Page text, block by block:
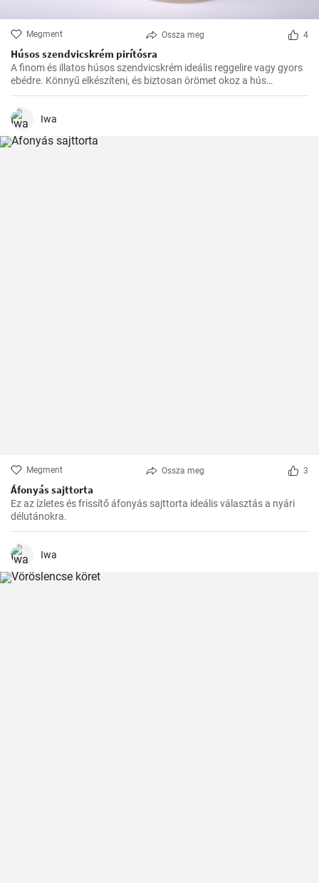
Megment Ossza meg 4
Húsos szendvicskrém pirítósra
A finom és illatos húsos szendvicskrém ideális reggelire vagy gyors
ebédre. Könnyű elkészíteni, és biztosan örömet okoz a hús
szerelmeseinek ízlelőbimbóinak.
Iwa
Megment Ossza meg 3
Áfonyás sajttorta
Ez az ízletes és frissítő áfonyás sajttorta ideális választás a nyári
délutánokra.
Iwa